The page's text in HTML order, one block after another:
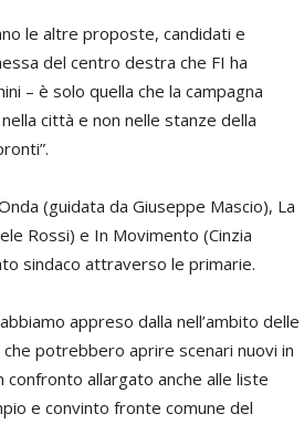
le altre proposte, candidati e
del centro destra che FI ha
– è solo quella che la campagna
città e non nelle stanze della
(guidata da Giuseppe Mascio), La
Rossi) e In Movimento (Cinzia
sindaco attraverso le primarie.
appreso dalla nell’ambito delle
potrebbero aprire scenari nuovi in
confronto allargato anche alle liste
e convinto fronte comune del